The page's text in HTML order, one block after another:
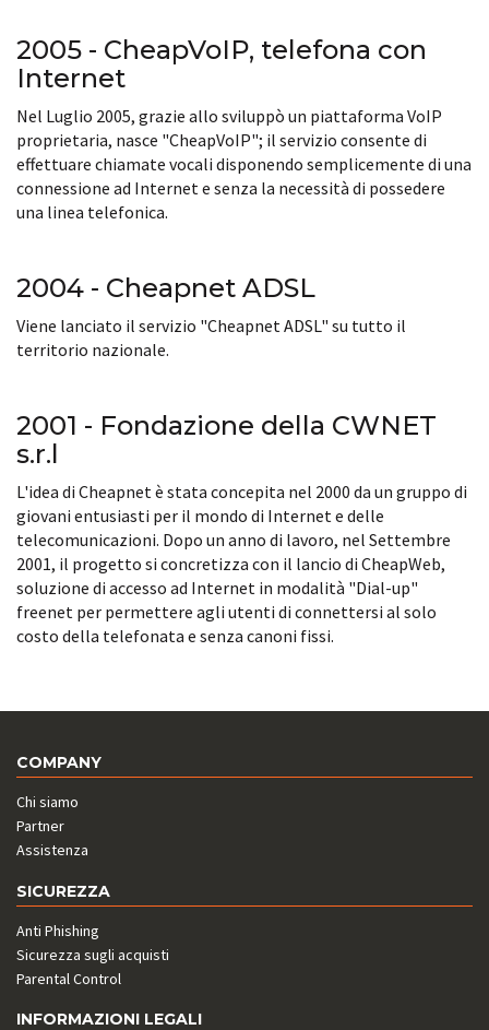
2005 - CheapVoIP, telefona con
Internet
Nel Luglio 2005, grazie allo sviluppò un piattaforma VoIP
proprietaria, nasce "CheapVoIP"; il servizio consente di
effettuare chiamate vocali disponendo semplicemente di una
connessione ad Internet e senza la necessità di possedere
una linea telefonica.
2004 - Cheapnet ADSL
Viene lanciato il servizio "Cheapnet ADSL" su tutto il
territorio nazionale.
2001 - Fondazione della CWNET
s.r.l
L'idea di Cheapnet è stata concepita nel 2000 da un gruppo di
giovani entusiasti per il mondo di Internet e delle
telecomunicazioni. Dopo un anno di lavoro, nel Settembre
2001, il progetto si concretizza con il lancio di CheapWeb,
soluzione di accesso ad Internet in modalità "Dial-up"
freenet per permettere agli utenti di connettersi al solo
costo della telefonata e senza canoni fissi.
COMPANY
Chi siamo
Partner
Assistenza
SICUREZZA
Anti Phishing
Sicurezza sugli acquisti
Parental Control
INFORMAZIONI LEGALI